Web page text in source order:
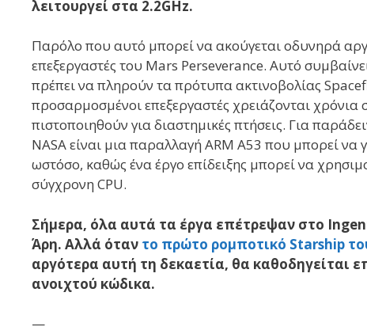
λειτουργεί στα 2.2GHz.
Παρόλο που αυτό μπορεί να ακούγεται οδυνηρά
επεξεργαστές του Mars Perseverance. Αυτό
πρέπει να πληρούν τα πρότυπα ακτινοβολίας
προσαρμοσμένοι επεξεργαστές χρειάζονται χρόνια
πιστοποιηθούν για διαστημικές πτήσεις. Για
NASA είναι μια παραλλαγή ARM A53 που μπορεί
ωστόσο, καθώς ένα έργο επίδειξης μπορεί να
σύγχρονη CPU.
Σήμερα, όλα αυτά τα έργα επέτρεψαν στο
Άρη. Αλλά όταν το πρώτο ρομποτικό Starship
αργότερα αυτή τη δεκαετία, θα καθοδηγείται
ανοιχτού κώδικα.
—